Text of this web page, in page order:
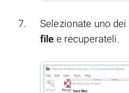
Selezionate uno dei
file e recuperateli.